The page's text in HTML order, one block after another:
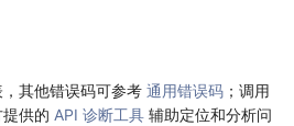
其他错误码可参考 通用错误码 ；调用
供的 API 诊断工具 辅助定位和分析问